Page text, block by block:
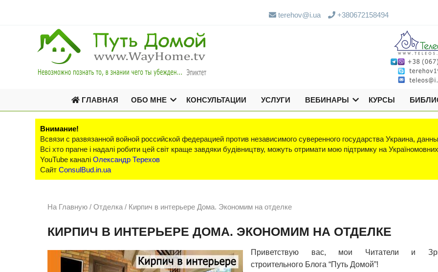
terehov@i.ua +380672158494
ГЛАВНАЯ ОБО МНЕ КОНСУЛЬТАЦИИ УСЛУГИ ВЕБИНАРЫ КУРСЫ
Внимание!
Всвязи с развязанной войной российской федерацией против независимого суверенного государства Украина,
Всі хто прагне і надалі робити цей світ краще завдяки будівництву, можуть отримати мою підтримку на
YouTube каналі Олександр Терехов
Сайт ConsulBud.in.ua
На Главную / Отделка / Кирпич в интерьере Дома. Экономим на отделке
КИРПИЧ В ИНТЕРЬЕРЕ ДОМА. ЭКОНОМИМ НА ОТДЕЛКЕ
Приветствую вас, мои Читатели и
строительного Блога “Путь Домой”!